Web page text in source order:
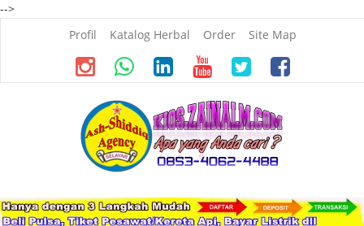
-->
Profil
Katalog Herbal Order Site Map